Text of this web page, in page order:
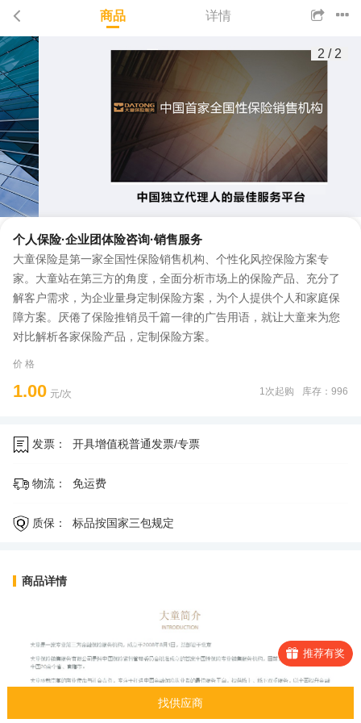
商品 详情
2 / 2
个人保险·企业团体险咨询·销售服务
大童保险是第一家全国性保险销售机构、个性化风控保险方案专
家。大童站在第三方的角度，全面分析市场上的保险产品、充分了
解客户需求，为企业量身定制保险方案，为个人提供个人和家庭保
障方案。厌倦了保险推销员千篇一律的广告用语，就让大童来为您
对比解析各家保险产品，定制保险方案。
价 格
1.00 元/次 库存：996
1次起购
发票： 开具增值税普通发票/专票
物流： 免运费
质保： 标品按国家三包规定
商品详情
推荐有奖
找供应商